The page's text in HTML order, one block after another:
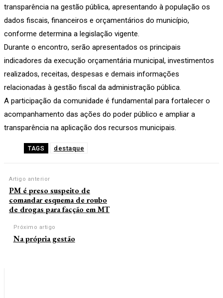
transparência na gestão pública, apresentando à população os
dados fiscais, financeiros e orçamentários do município,
conforme determina a legislação vigente.
Durante o encontro, serão apresentados os principais
indicadores da execução orçamentária municipal, investimentos
realizados, receitas, despesas e demais informações
relacionadas à gestão fiscal da administração pública.
A participação da comunidade é fundamental para fortalecer o
acompanhamento das ações do poder público e ampliar a
transparência na aplicação dos recursos municipais.
TAGS destaque
Artigo anterior
PM é preso suspeito de
comandar esquema de roubo
de drogas para facção em MT
Próximo artigo
Na própria gestão